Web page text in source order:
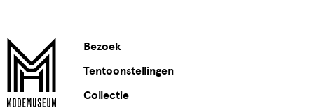
Bezoek
Tentoonstellingen
Collectie